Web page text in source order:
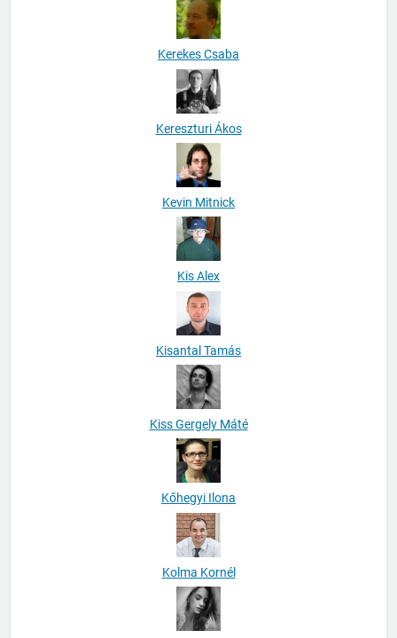
Kerekes Csaba
Kereszturi Ákos
Kevin Mitnick
Kis Alex
Kisantal Tamás
Kiss Gergely Máté
Kőhegyi Ilona
Kolma Kornél